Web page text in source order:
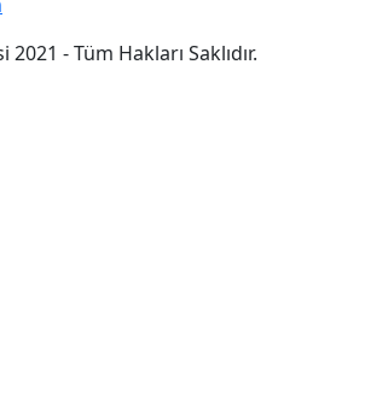
- Tüm Hakları Saklıdır.